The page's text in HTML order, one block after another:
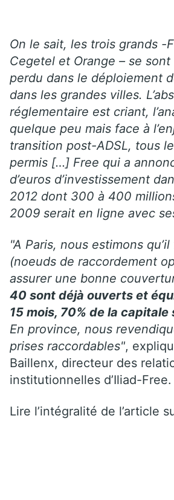
On le sait, les trois grands -
Cegetel et Orange – se
perdu dans le déploiement
dans les grandes villes.
réglementaire est criant,
quelque peu mais face à
transition post-ADSL, tous
permis […] Free qui a
d’euros d’investissement
2012 dont 300 à 400
2009 serait en ligne avec
"A Paris, nous estimons
(noeuds de raccordement
assurer une bonne
40 sont déjà ouverts et
15 mois, 70% de la
En province, nous
prises raccordables",
Baillenx, directeur des
institutionnelles d’Iliad-Free.
Lire l’intégralité de l’article